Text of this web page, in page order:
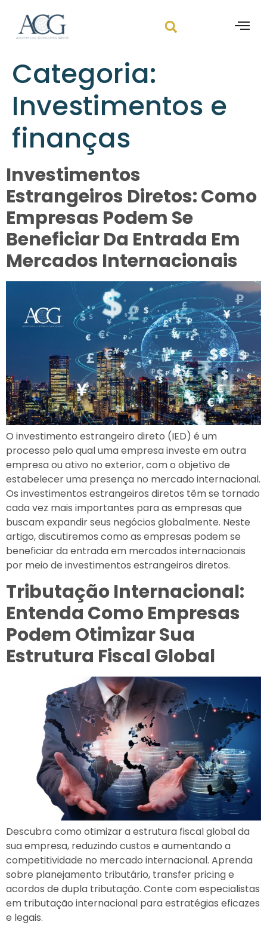
Categoria:
Investimentos e
finanças
Investimentos
Estrangeiros Diretos: Como
Empresas Podem Se
Beneficiar Da Entrada Em
Mercados Internacionais
O investimento estrangeiro direto (IED) é um
processo pelo qual uma empresa investe em outra
empresa ou ativo no exterior, com o objetivo de
estabelecer uma presença no mercado internacional.
Os investimentos estrangeiros diretos têm se tornado
cada vez mais importantes para as empresas que
buscam expandir seus negócios globalmente. Neste
artigo, discutiremos como as empresas podem se
beneficiar da entrada em mercados internacionais
por meio de investimentos estrangeiros diretos.
Tributação Internacional:
Entenda Como Empresas
Podem Otimizar Sua
Estrutura Fiscal Global
Descubra como otimizar a estrutura fiscal global da
sua empresa, reduzindo custos e aumentando a
competitividade no mercado internacional. Aprenda
sobre planejamento tributário, transfer pricing e
acordos de dupla tributação. Conte com especialistas
em tributação internacional para estratégias eficazes
e legais.